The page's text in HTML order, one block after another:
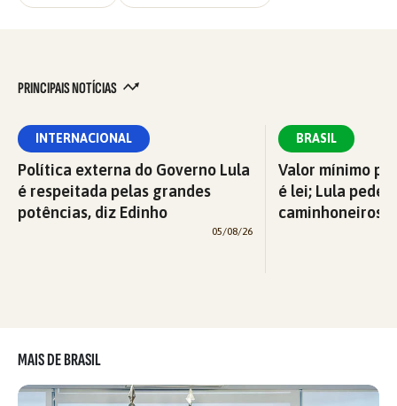
PRINCIPAIS NOTÍCIAS
INTERNACIONAL
Política externa do Governo Lula
é respeitada pelas grandes
potências, diz Edinho
05/08/26
BRASIL
Valor mínimo
é lei; Lula pede
caminhoneiros
MAIS DE BRASIL